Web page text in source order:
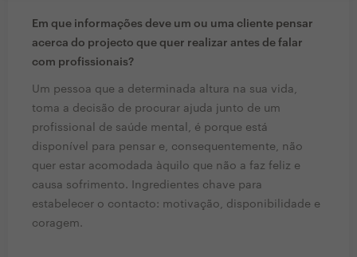
Em que informações deve um ou uma cliente pensar
acerca do projecto que quer realizar antes de falar
com profissionais?
Um pessoa que a determinada altura na sua vida,
toma a decisão de procurar ajuda junto de um
profissional de saúde mental, é porque está
disponível para pensar e, consequentemente, não
quer estar acomodada àquilo que não a faz feliz e
causa sofrimento. Ingredientes chave para
estabelecer o contacto: motivação, disponibilidade e
coragem.